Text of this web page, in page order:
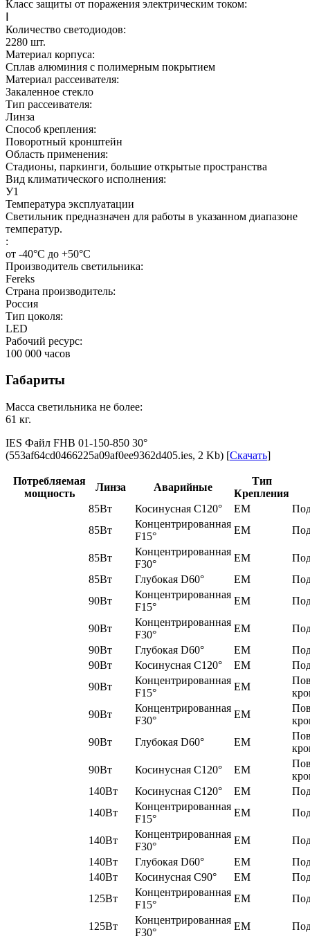
Класс защиты от поражения электрическим током:
Количество светодиодов:
2280 шт.
Материал корпуса:
Сплав алюминия с полимерным покрытием
Материал рассеивателя:
Закаленное стекло
Тип рассеивателя:
Линза
Способ крепления:
Поворотный кронштейн
Область применения:
Стадионы, паркинги, большие открытые пространства
Вид климатического исполнения:
У1
Температура эксплуатации
Светильник предназначен для работы в указанном диапазоне
температур.
:
от -40°С до +50°С
Производитель светильника:
Fereks
Страна производитель:
Россия
Тип цоколя:
LED
Рабочий ресурс:
100 000 часов
Габариты
Масса светильника не более:
61 кг.
IES Файл FHB 01-150-850 30‎°
(553af64cd0466225a09af0ee9362d405.ies, 2 Kb) [Скачать]
Потребляемая
мощность
Линза Аварийные
Тип
Крепления
85Вт
Косинусная C120° EM
85Вт
Концентрированная
F15°
EM
85Вт
Концентрированная
F30°
EM
85Вт
Глубокая D60° EM
90Вт
Концентрированная
F15°
EM
90Вт
Концентрированная
F30°
EM
90Вт
Глубокая D60° EM
90Вт
Косинусная C120° EM
90Вт
Концентрированная
F15°
EM
90Вт
Концентрированная
F30°
EM
90Вт
Глубокая D60° EM
90Вт
Косинусная C120° EM
140Вт
Косинусная C120° EM
140Вт
Концентрированная
F15°
EM
140Вт
Концентрированная
F30°
EM
140Вт
Глубокая D60° EM
140Вт
Косинусная C90° EM
125Вт
Концентрированная
F15°
EM
125Вт
Концентрированная
F30°
EM